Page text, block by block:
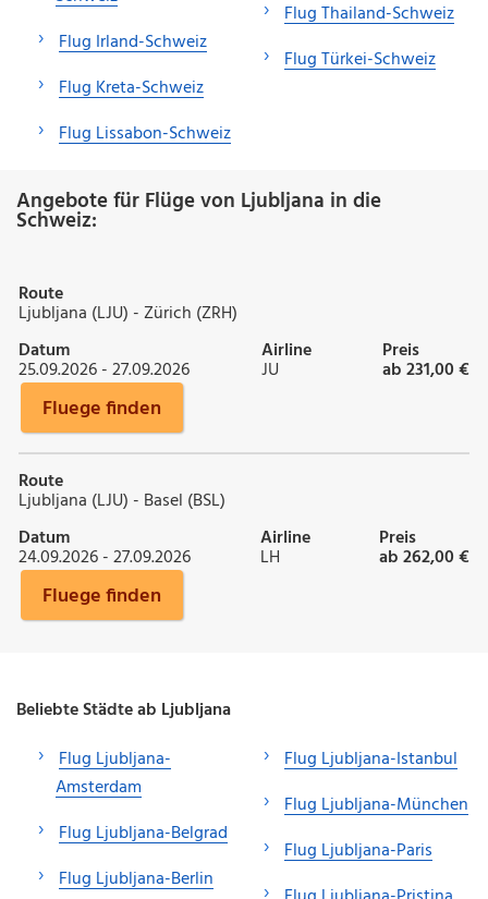
Flug Irland-Schweiz
Flug Kreta-Schweiz
Flug Lissabon-Schweiz
Flug Thailand-Schweiz
Flug Türkei-Schweiz
Angebote für Flüge von Ljubljana in die
Schweiz:
Route
Ljubljana (LJU) - Zürich (ZRH)
Datum
25.09.2026 - 27.09.2026
Airline
JU
Preis
ab 231,00 €
Fluege finden
Route
Ljubljana (LJU) - Basel (BSL)
Datum
24.09.2026 - 27.09.2026
Airline
LH
Preis
ab 262,00 €
Fluege finden
Beliebte Städte ab Ljubljana
Flug Ljubljana-
Amsterdam
Flug Ljubljana-Belgrad
Flug Ljubljana-Berlin
Flug Ljubljana-Istanbul
Flug Ljubljana-München
Flug Ljubljana-Paris